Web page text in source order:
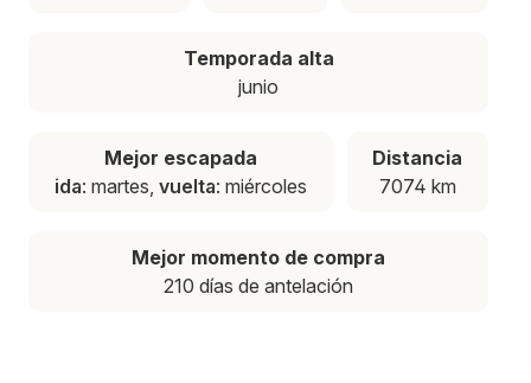
Temporada alta
junio
Mejor escapada
ida: martes, vuelta: miércoles
Distancia
7074 km
Mejor momento de compra
210 días de antelación